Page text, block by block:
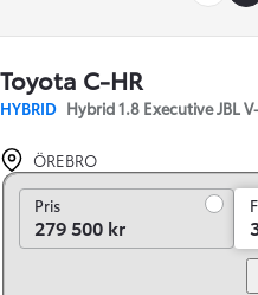
Toyota C-HR
HYBRID Hybrid 1.8 Executive JBL
ÖREBRO
PrisPris
279 500 kr